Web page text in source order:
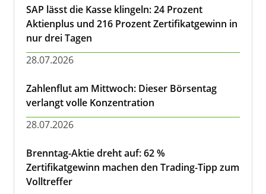
SAP lässt die Kasse klingeln: 24 Prozent
Aktienplus und 216 Prozent Zertifikatgewinn in
nur drei Tagen
28.07.2026
Zahlenflut am Mittwoch: Dieser Börsentag
verlangt volle Konzentration
28.07.2026
Brenntag-Aktie dreht auf: 62 %
Zertifikatgewinn machen den Trading-Tipp zum
Volltreffer